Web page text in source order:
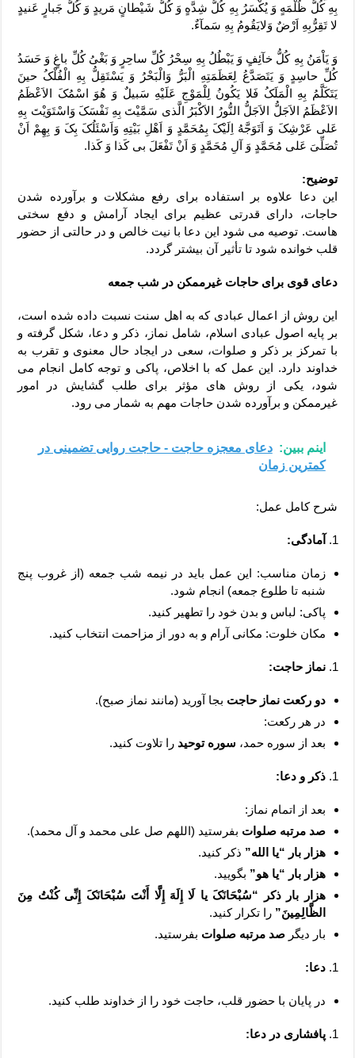
بِهِ کُلُّ ظُلْمَهٍ وَ یُکْسَرُ بِهِ کُلُّ شِدَّهٍ وَ کُلُّ شَیْطانٍ مَریدٍ وَ کُلُّ جَبارٍ عَنیدٍ
لا تَقِرُّبِهِ اَرْضٌ وَلایَقُومُ بِهِ سَمآءٌ.
وَ یَاْمَنُ بِهِ کُلُّ خآئِفٍ وَ یَبْطُلُ بِهِ سِحْرُ کُلِّ ساحِرٍ وَ بَغْىُ کُلِّ باغٍ وَ حَسَدُ
کُلِّ حاسِدٍ وَ یَتَصَدَّعُ لِعَظَمَتِهِ الْبَرُّ وَالْبَحْرُ وَ یَسْتَقِلُّ بِهِ الْفُلْکُ حینَ
یَتَکَلَّمُ بِهِ الْمَلَکُ فَلا یَکُونُ لِلْمَوْجِ عَلَیْهِ سَبیلٌ وَ هُوَ اسْمُکَ الاَعْظَمُ
الاَعْظَمُ الاَجَلُّ الاَجَلُّ النُّورُ الاَکْبَرُ الَّذى سَمَّیْتَ بِهِ نَفْسَکَ وَاسْتَوَیْتَ بِهِ
عَلى عَرْشِکَ وَ اَتَوَجَّهُ اِلَیْکَ بِمُحَمَّدٍ وَ اَهْلِ بَیْتِهِ وَاَسْئَلُکَ بِکَ وَ بِهِمْ اَنْ
تُصَلِّىَ عَلى مُحَمَّدٍ وَ آلِ مُحَمَّدٍ وَ اَنْ تَفْعَلَ بى کَذا وَ کَذا.
توضیح:
این دعا علاوه بر استفاده برای رفع مشکلات و برآورده شدن
حاجات، دارای قدرتی عظیم برای ایجاد آرامش و دفع سختی
هاست. توصیه می شود این دعا با نیت خالص و در حالتی از حضور
قلب خوانده شود تا تأثیر آن بیشتر گردد.
دعای قوی برای حاجات غیرممکن در شب جمعه
این روش از اعمال عبادی که به اهل سنت نسبت داده شده است،
بر پایه اصول عبادی اسلام، شامل نماز، ذکر و دعا، شکل گرفته و
با تمرکز بر ذکر و صلوات، سعی در ایجاد حال معنوی و تقرب به
خداوند دارد. این عمل که با اخلاص، پاکی و توجه کامل انجام می
شود، یکی از روش های مؤثر برای طلب گشایش در امور
غیرممکن و برآورده شدن حاجات مهم به شمار می رود.
اینم ببین: دعای معجزه حاجت - حاجت روایی تضمینی در
کمترین زمان
شرح کامل عمل:
آمادگی:
زمان مناسب: این عمل باید در نیمه شب جمعه (از غروب پنج
شنبه تا طلوع جمعه) انجام شود.
پاکی: لباس و بدن خود را تطهیر کنید.
مکان خلوت: مکانی آرام و به دور از مزاحمت انتخاب کنید.
نماز حاجت:
دو رکعت نماز حاجت بجا آورید (مانند نماز صبح).
در هر رکعت:
بعد از سوره حمد، سوره توحید را تلاوت کنید.
ذکر و دعا:
بعد از اتمام نماز:
صد مرتبه صلوات بفرستید (اللهم صل علی محمد و آل محمد).
هزار بار “یا الله” ذکر کنید.
هزار بار “یا هو” بگویید.
هزار بار ذکر “سُبْحَانَکَ یا لَا إِلَهَ إِلَّا أَنْتَ سُبْحَانَکَ إِنِّی کُنْتُ مِنَ
الظَّالِمِینَ” را تکرار کنید.
بار دیگرصد مرتبه صلوات بفرستید.
دعا:
در پایان با حضور قلب، حاجت خود را از خداوند طلب کنید.
پافشاری در دعا: